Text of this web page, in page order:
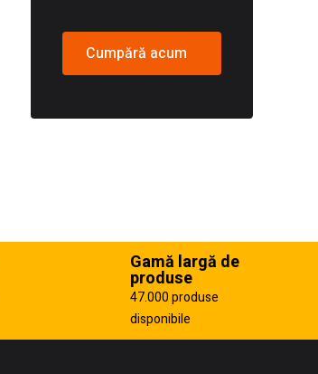
Cumpără acum
Gamă largă de
produse
47.000 produse
disponibile